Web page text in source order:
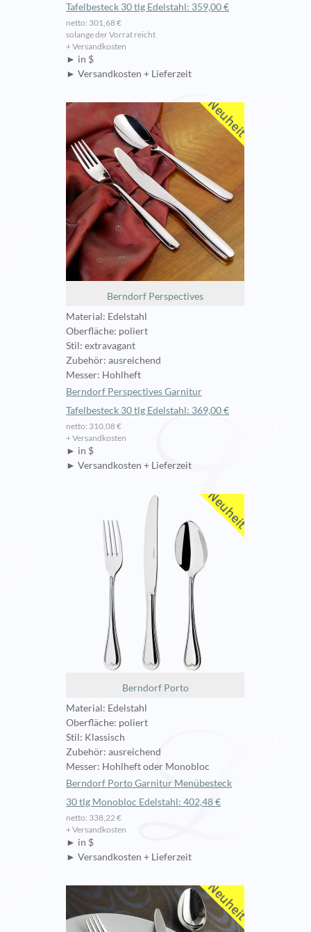
Tafelbesteck 30 tlg Edelstahl: 359,00 €
netto: 301,68 €
solange der Vorrat reicht
+ Versandkosten
► in $
► Versandkosten + Lieferzeit
Berndorf Perspectives
Material: Edelstahl
Oberfläche: poliert
Stil: extravagant
Zubehör: ausreichend
Messer: Hohlheft
Berndorf Perspectives Garnitur
Tafelbesteck 30 tlg Edelstahl: 369,00 €
netto: 310,08 €
+ Versandkosten
► in $
► Versandkosten + Lieferzeit
Berndorf Porto
Material: Edelstahl
Oberfläche: poliert
Stil: Klassisch
Zubehör: ausreichend
Messer: Hohlheft oder Monobloc
Berndorf Porto Garnitur Menübesteck
30 tlg Monobloc Edelstahl: 402,48 €
netto: 338,22 €
+ Versandkosten
► in $
► Versandkosten + Lieferzeit